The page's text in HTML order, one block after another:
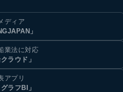
ディア
」
業法に対応
ラウド」
アプリ
ラフBI」